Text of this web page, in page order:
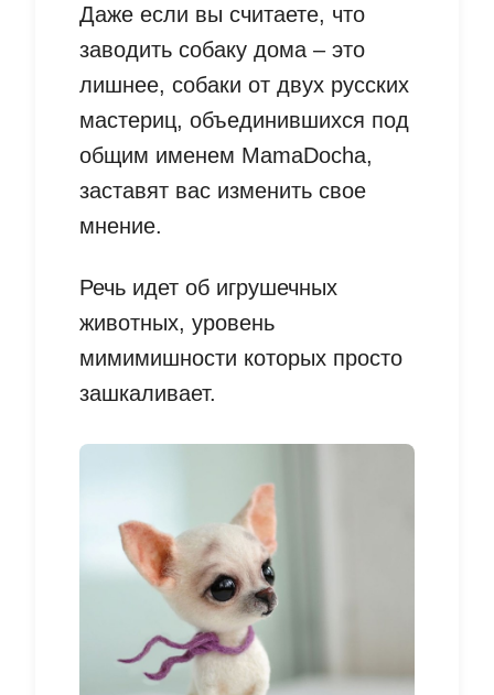
Даже если вы считаете, что
заводить собаку дома – это
лишнее, собаки от двух русских
мастериц, объединившихся под
общим именем MamaDocha,
заставят вас изменить свое
мнение.
Речь идет об игрушечных
животных, уровень
мимимишности которых просто
зашкаливает.